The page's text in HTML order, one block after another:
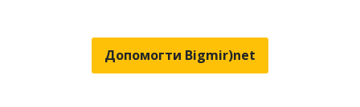
Допомогти Bigmir)net